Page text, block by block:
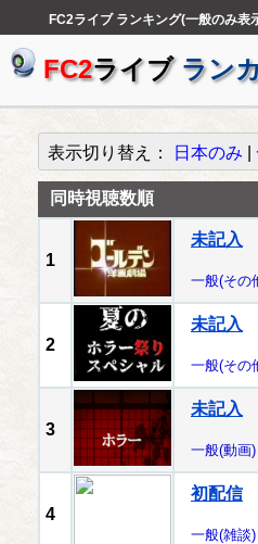
FC2ライブ ランキング(一般のみ表
FC2ライブ ラン
表示切り替え： 日本のみ
同時視聴数順
1
未記入
一般(その
2
未記入
一般(その
3
未記入
一般(動画)
4
初配信
一般(雑談)